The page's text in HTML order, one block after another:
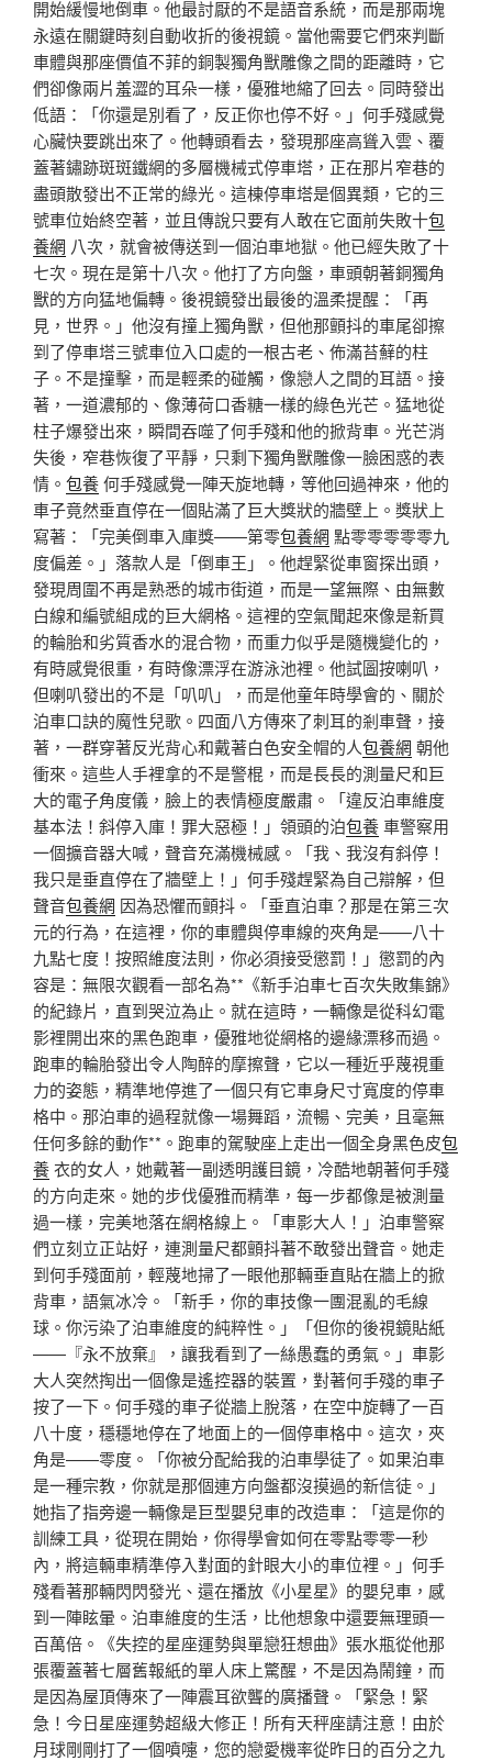
開始緩慢地倒車。他最討厭的不是語音系統，而是那兩塊
永遠在關鍵時刻自動收折的後視鏡。當他需要它們來判斷
車體與那座價值不菲的銅製獨角獸雕像之間的距離時，它
們卻像兩片羞澀的耳朵一樣，優雅地縮了回去。同時發出
低語：「你還是別看了，反正你也停不好。」何手殘感覺
心臟快要跳出來了。他轉頭看去，發現那座高聳入雲、覆
蓋著鏽跡斑斑鐵網的多層機械式停車塔，正在那片窄巷的
盡頭散發出不正常的綠光。這棟停車塔是個異類，它的三
號車位始終空著，並且傳說只要有人敢在它面前失敗十包
養網 八次，就會被傳送到一個泊車地獄。他已經失敗了十
七次。現在是第十八次。他打了方向盤，車頭朝著銅獨角
獸的方向猛地偏轉。後視鏡發出最後的溫柔提醒：「再
見，世界。」他沒有撞上獨角獸，但他那顫抖的車尾卻擦
到了停車塔三號車位入口處的一根古老、佈滿苔蘚的柱
子。不是撞擊，而是輕柔的碰觸，像戀人之間的耳語。接
著，一道濃郁的、像薄荷口香糖一樣的綠色光芒。猛地從
柱子爆發出來，瞬間吞噬了何手殘和他的掀背車。光芒消
失後，窄巷恢復了平靜，只剩下獨角獸雕像一臉困惑的表
情。 包養何手殘感覺一陣天旋地轉，等他回過神來，他的
車子竟然垂直停在一個貼滿了巨大獎狀的牆壁上。獎狀上
寫著：「完美倒車入庫獎——第零包養網 點零零零零零九
度偏差。」落款人是「倒車王」。他趕緊從車窗探出頭，
發現周圍不再是熟悉的城市街道，而是一望無際、由無數
白線和編號組成的巨大網格。這裡的空氣聞起來像是新買
的輪胎和劣質香水的混合物，而重力似乎是隨機變化的，
有時感覺很重，有時像漂浮在游泳池裡。他試圖按喇叭，
但喇叭發出的不是「叭叭」，而是他童年時學會的、關於
泊車口訣的魔性兒歌。四面八方傳來了刺耳的剎車聲，接
著，一群穿著反光背心和戴著白色安全帽的人包養網 朝他
衝來。這些人手裡拿的不是警棍，而是長長的測量尺和巨
大的電子角度儀，臉上的表情極度嚴肅。「違反泊車維度
基本法！斜停入庫！罪大惡極！」領頭的泊包養車警察用
一個擴音器大喊，聲音充滿機械感。「我、我沒有斜停！
我只是垂直停在了牆壁上！」何手殘趕緊為自己辯解，但
聲音包養網 因為恐懼而顫抖。「垂直泊車？那是在第三次
元的行為，在這裡，你的車體與停車線的夾角是——八十
九點七度！按照維度法則，你必須接受懲罰！」懲罰的內
容是：無限次觀看一部名為**《新手泊車七百次失敗集錦》
的紀錄片，直到哭泣為止。就在這時，一輛像是從科幻電
影裡開出來的黑色跑車，優雅地從網格的邊緣漂移而過。
跑車的輪胎發出令人陶醉的摩擦聲，它以一種近乎蔑視重
力的姿態，精準地停進了一個只有它車身尺寸寬度的停車
格中。那泊車的過程就像一場舞蹈，流暢、完美，且毫無
任何多餘的動作**。跑車的駕駛座上走出一個全身黑色皮包
養衣的女人，她戴著一副透明護目鏡，冷酷地朝著何手殘
的方向走來。她的步伐優雅而精準，每一步都像是被測量
過一樣，完美地落在網格線上。「車影大人！」泊車警察
們立刻立正站好，連測量尺都顫抖著不敢發出聲音。她走
到何手殘面前，輕蔑地掃了一眼他那輛垂直貼在牆上的掀
背車，語氣冰冷。「新手，你的車技像一團混亂的毛線
球。你污染了泊車維度的純粹性。」「但你的後視鏡貼紙
——『永不放棄』，讓我看到了一絲愚蠢的勇氣。」車影
大人突然掏出一個像是遙控器的裝置，對著何手殘的車子
按了一下。何手殘的車子從牆上脫落，在空中旋轉了一百
八十度，穩穩地停在了地面上的一個停車格中。這次，夾
角是——零度。「你被分配給我的泊車學徒了。如果泊車
是一種宗教，你就是那個連方向盤都沒摸過的新信徒。」
她指了指旁邊一輛像是巨型嬰兒車的改造車：「這是你的
訓練工具，從現在開始，你得學會如何在零點零零一秒
內，將這輛車精準停入對面的針眼大小的車位裡。」何手
殘看著那輛閃閃發光、還在播放《小星星》的嬰兒車，感
到一陣眩暈。泊車維度的生活，比他想象中還要無理頭一
百萬倍。《失控的星座運勢與單戀狂想曲》張水瓶從他那
張覆蓋著七層舊報紙的單人床上驚醒，不是因為鬧鐘，而
是因為屋頂傳來了一陣震耳欲聾的廣播聲。「緊急！緊
急！今日星座運勢超級大修正！所有天秤座請注意！由於
月球剛剛打了一個噴嚏，您的戀愛機率從昨日的百分之九